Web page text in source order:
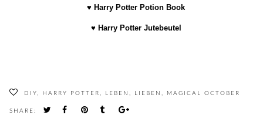
♥ Harry Potter Potion Book
♥ Harry Potter Jutebeutel
DIY, HARRY POTTER, LEBEN, LIEBEN, MAGICAL OCTOBER
SHARE: